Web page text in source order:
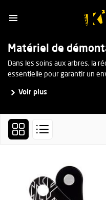
Matériel de
Dans les soins aux arbres, la
essentielle pour garantir un
les branches en toute
de manière efficace et évitez
Voir plus